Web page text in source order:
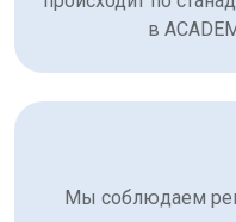
в
Мы соблюдаем